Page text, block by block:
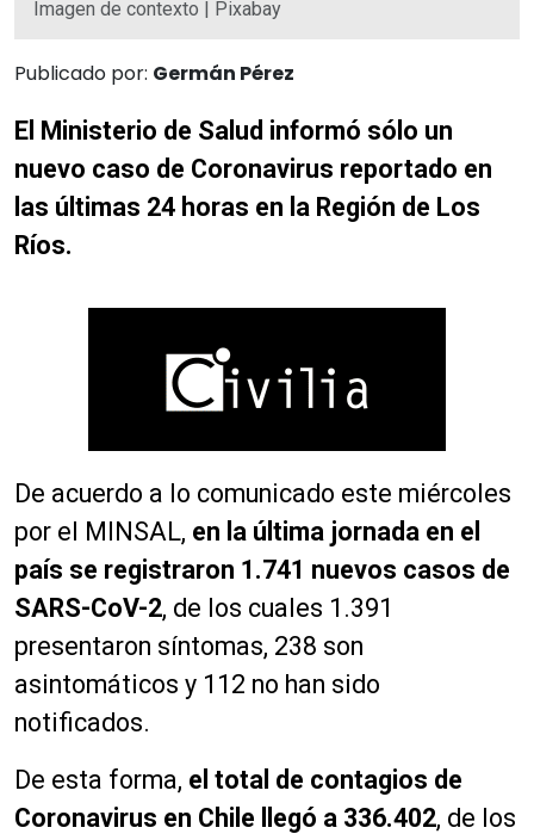
Imagen de contexto | Pixabay
Publicado por: Germán Pérez
El Ministerio de Salud informó sólo un
nuevo caso de Coronavirus reportado en
las últimas 24 horas en la Región de Los
Ríos.
De acuerdo a lo comunicado este miércoles
por el MINSAL, en la última jornada en el
país se registraron 1.741 nuevos casos de
SARS-CoV-2, de los cuales 1.391
presentaron síntomas, 238 son
asintomáticos y 112 no han sido
notificados.
De esta forma, el total de contagios de
Coronavirus en Chile llegó a 336.402, de los